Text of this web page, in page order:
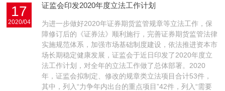
17
2020/04
证监会印发2020年度立法工作计划
为进一步做好2020年证券期货监管规章等立法工作，保
障修订后的《证券法》顺利施行，完善证券期货监管法律
实施规范体系，加强市场基础制度建设，依法推进资本市
场长期稳定健康发展，证监会于近日印发了2020年度立
法工作计划，对全年的立法工作做了总体部署。2020
年，证监会拟制定、修改的规章类立法项目合计53件，
其中，列入“力争年内出台的重点项目”42件，列入“需要